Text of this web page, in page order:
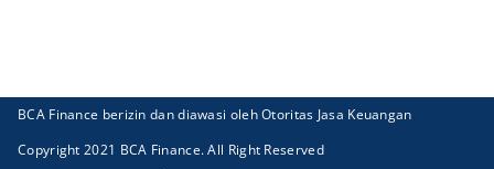
BCA Finance berizin dan diawasi oleh Otoritas Jasa Keuangan
Copyright 2021 BCA Finance. All Right Reserved